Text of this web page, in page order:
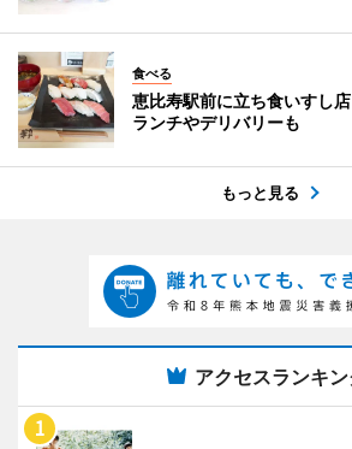
食べる
恵比寿駅前に立ち食いすし
ランチやデリバリーも
もっと見る
アクセスランキ